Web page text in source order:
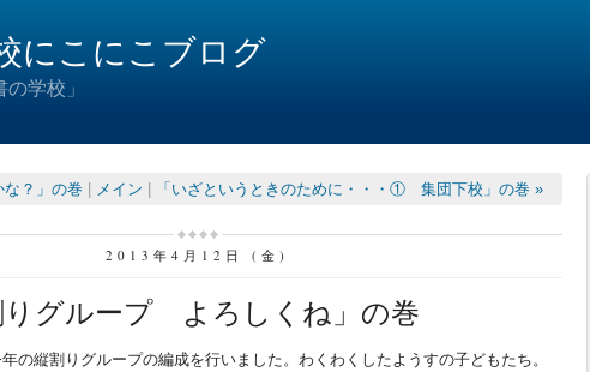
にこにこブログ
の学校」
？」の巻 メイン 「いざというときのために・・・① 集団下校」の巻 »
2013年4月12日 (金)
りグループ よろしくね」の巻
の縦割りグループの編成を行いました。わくわくしたようすの子どもたち。